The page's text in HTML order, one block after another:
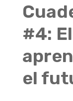
#4:
el